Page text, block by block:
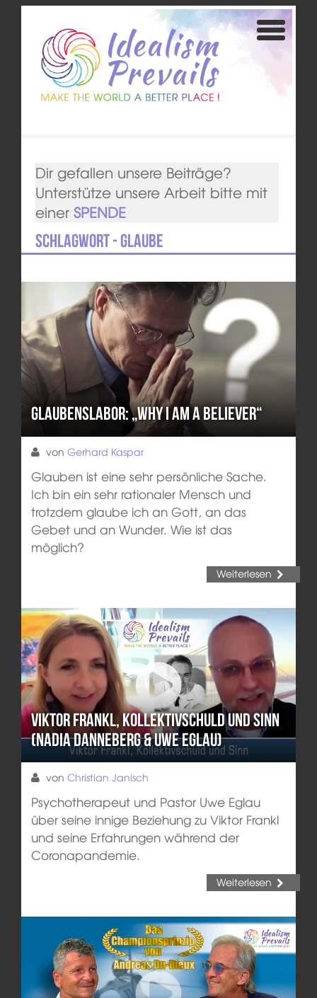
Dir gefallen unsere Beiträge?
Unterstütze unsere Arbeit bitte mit
einer SPENDE
Schlagwort - Glaube
Glaubenslabor: „Why I am a believer“
von Gerhard Kaspar
Glauben ist eine sehr persönliche Sache.
Ich bin ein sehr rationaler Mensch und
trotzdem glaube ich an Gott, an das
Gebet und an Wunder. Wie ist das
möglich?
Weiterlesen
Viktor Frankl, Kollektivschuld und Sinn
(Nadia Danneberg & Uwe Eglau)
von Christian Janisch
Psychotherapeut und Pastor Uwe Eglau
über seine innige Beziehung zu Viktor Frankl
und seine Erfahrungen während der
Coronapandemie.
Weiterlesen